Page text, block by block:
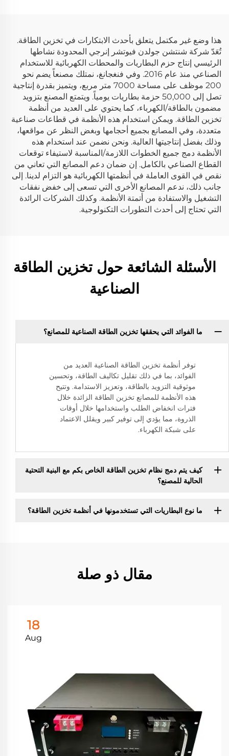
هذا وضع غير مكتمل يتعلق بأحدث الابتكارات في تخزين الطاقة.
تُعَدّ شركة شنتشن جولدن فيوتشر إنرجي المحدودة نشاطها
الرئيسي إنتاج حزم البطاريات والمحطات الكهربائية للاستخدام
الصناعي منذ عام 2016. وفي فنغجانغ، نمتلك مصنعاً يضم نحو
200 موظف على مساحة 7000 متر مربع، ويتميز بقدرة إنتاجية
تصل إلى 50,000 حزمة بطاريات يومياً. ويتمتع المصنع بتزويد
مضمون بالطاقة/الكهرباء، كما يحتوي على العديد من أنظمة
تخزين الطاقة. ويمكن استخدام هذه الأنظمة في قطاعات صناعية
متعددة، وفي المصانع بجميع أحجامها وبغض النظر عن مواقعها،
وذلك بفضل إنتاجيتها العالية. ونحن نضمن عند استخدام هذه
الأنظمة دمج جميع الخطوات اللازمة/المناسبة لاستيفاء توقعات
القطاع الصناعي بالكامل. إن ضمان دعم المصانع التي تعاني من
نقص في القوى العاملة في أنظمتها الكهربائية هو التزام لدينا. إلى
جانب ذلك، ندعم المصانع الأخرى التي تسعى إلى خفض نفقات
التشغيل والاستفادة من أتمتة الأنظمة. وكذلك الشركات الرائدة
التي تحتاج إلى أحدث التطورات التكنولوجية.
الأسئلة الشائعة حول تخزين الطاقة
الصناعية
ما الفوائد التي يحققها تخزين الطاقة الصناعية للمصانع؟
توفر أنظمة تخزين الطاقة الصناعية العديد من
الفوائد، بما في ذلك تقليل تكاليف الطاقة، وتحسين
موثوقية التزويد بالطاقة، وتعزيز الاستدامة. وتتيح
هذه الأنظمة للمصانع تخزين الطاقة الزائدة خلال
فترات انخفاض الطلب واستخدامها خلال أوقات
الذروة، مما يؤدي إلى توفير كبير ويقلل الاعتماد
على شبكة الكهرباء.
كيف يتم دمج نظام تخزين الطاقة الخاص بكم مع البنية التحتية
الحالية للمصنع؟
ما نوع البطاريات التي تستخدمونها في أنظمة تخزين الطاقة؟
مقال ذو صلة
18
Aug